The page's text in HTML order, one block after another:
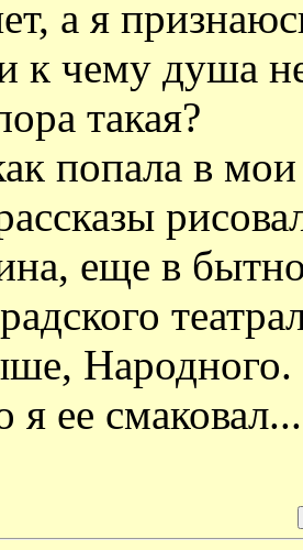
а я
к чему душа
такая?
попала в
еще в
Народного.
я ее